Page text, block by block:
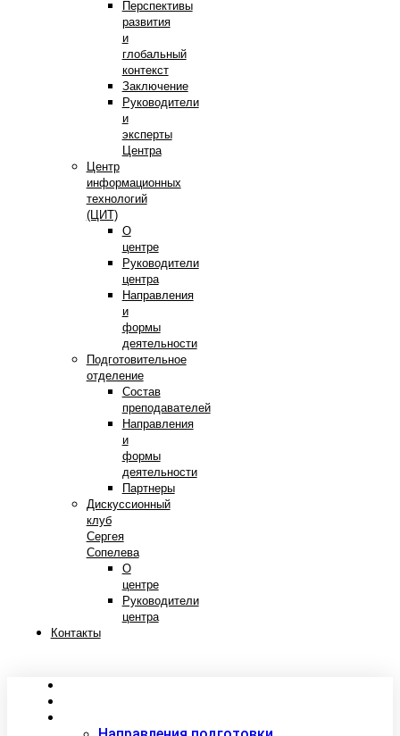
Перспективы
развития
и
глобальный
контекст
Заключение
Руководители
и
эксперты
Центра
Центр
информационных
технологий
(ЦИТ)
О
центре
Руководители
центра
Направления
и
формы
деятельности
Подготовительное
отделение
Состав
преподавателей
Направления
и
формы
деятельности
Партнеры
Дискуссионный
клуб
Сергея
Сопелева
О
центре
Руководители
центра
Контакты